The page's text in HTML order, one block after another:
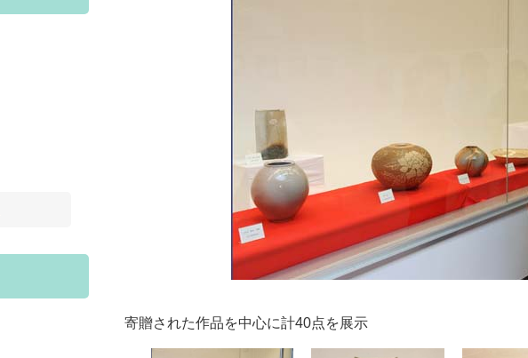
寄贈された作品を中心に計40点を展示